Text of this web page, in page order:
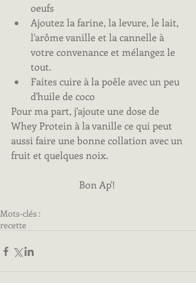
oeufs
Ajoutez la farine, la levure, le lait,
l'arôme vanille et la cannelle à
votre convenance et mélangez le
tout.
Faites cuire à la poêle avec un peu
d'huile de coco
Pour ma part, j'ajoute une dose de
Whey Protein à la vanille ce qui peut
aussi faire une bonne collation avec un
fruit et quelques noix.
Bon Ap'!
Mots-clés :
recette